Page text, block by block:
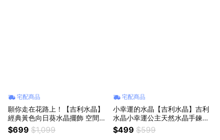
宅配商品
願你走在花路上！【吉利水晶】
經典黃色向日葵水晶擺飾 空間裝
飾擺飾 水晶擺飾 生日禮物 滿月
禮品
$699 $1,099
宅配商品
小幸運的水晶【吉利水晶】吉利
水晶小幸運公主天然水晶手鍊
(不挑顏色出貨)
$499 $599